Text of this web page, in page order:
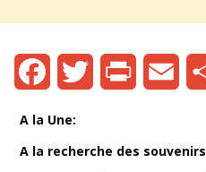
A la Une:
A la recherche des souvenirs